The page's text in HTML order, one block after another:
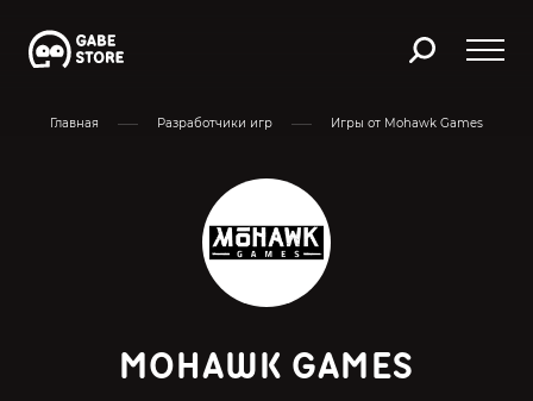
Главная Разработчики игр Игры от Mohawk Games
MOHAWK GAMES